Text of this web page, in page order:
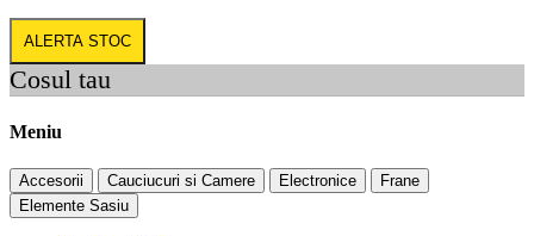
ALERTA STOC
Cosul tau
Meniu
Accesorii Cauciucuri si Camere Electronice
Frane
Elemente Sasiu